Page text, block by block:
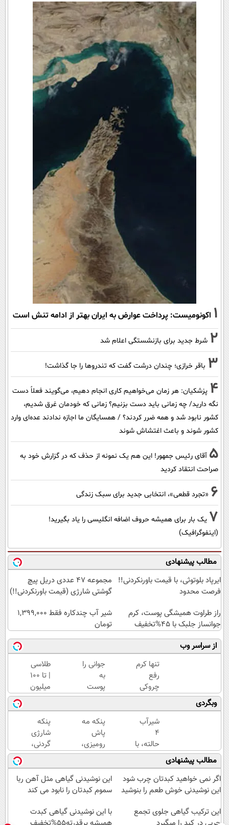
1 اکونومیست: پرداخت عوارض به ایران بهتر از ادامه تنش است
2 شرط جدید برای بازنشستگی اعلام شد
3 باقر خرازی؛ چندان درشت گفت که تندروها را جا گذاشت!
4 پزشکیان: هر زمان می‌خواهیم کاری انجام دهیم، می‌گویند فعلاً دست
نگه دارید/ چه زمانی باید دست بزنیم؟ زمانی که خودمان غرق شدیم،
کشور نابود شد و همه ضرر کردند؟ / همسایگان ما اجازه ندادند عده‌ای وارد
کشور شوند و باعث اغتشاش شوند
5 آقای رئیس جمهور! این هم یک نمونه از حذف که در گزارش خود به
صراحت انتقاد کردید
6 «تجرد قطعی»، انتخابی جدید برای سبک زندگی
7 یک بار برای همیشه حروف اضافه انگلیسی را یاد بگیرید!
(اینفوگرافیک)
مطالب پیشنهادی
ایرپاد بلوتوثی، با قیمت باورنکردنی!!
فرصت محدود
مجموعه 47 عددی دریل پیچ
گوشتی شارژی (قیمت باورنکردنی!!)
راز طراوت همیشگی پوست، کرم
جوانساز جلبک با 45%تخفیف
شیر آب چندکاره فقط 1,399,000
تومان
از سراسر وب
تنها کرم
رفع
چروکی
که
مجوز
رسمی
وزارت
بهداشت
دارد
جوانی را
به
پوست
خود
هدیه
دهید...
طلاسی
| تا 100
میلیون
وام
آنی
خرید
طلا💰
ثبت
نام
کن!
وبگردی
شیر‌آب
۴
حالته، با
قیمت
باور
نکردنی!!
گارانتی
و
پنکه مه
پاش
رومیزی،
مخصوص
گرمایی‌ها!!
پنکه
شارژی
گردنی،
با
قیمت
باور
نکردنی!
محدود)
مطالب پیشنهادی
اگر نمی خواهید کبدتان چرب شود
این نوشیدنی خوش طعم را بنوشید
این نوشیدنی گیاهی مثل آهن ربا
سموم کبدتان را نابود می کند
این ترکیب گیاهی جلوی تجمع
با این نوشیدنی گیاهی کبدت